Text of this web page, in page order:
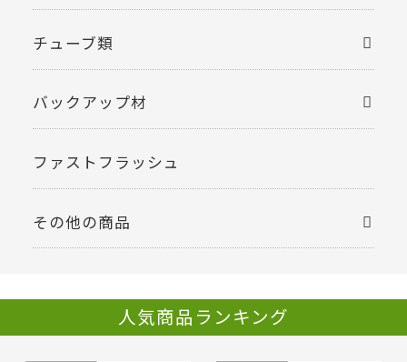
チューブ類
バックアップ材
ファストフラッシュ
その他の商品
人気商品ランキング